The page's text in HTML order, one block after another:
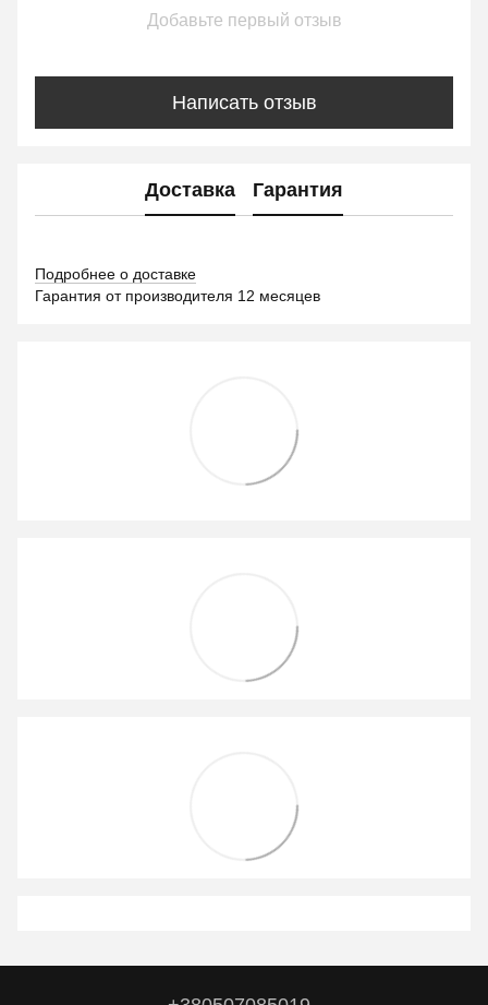
Добавьте первый отзыв
Написать отзыв
Доставка Гарантия
Подробнее о доставке
Гарантия от производителя 12 месяцев